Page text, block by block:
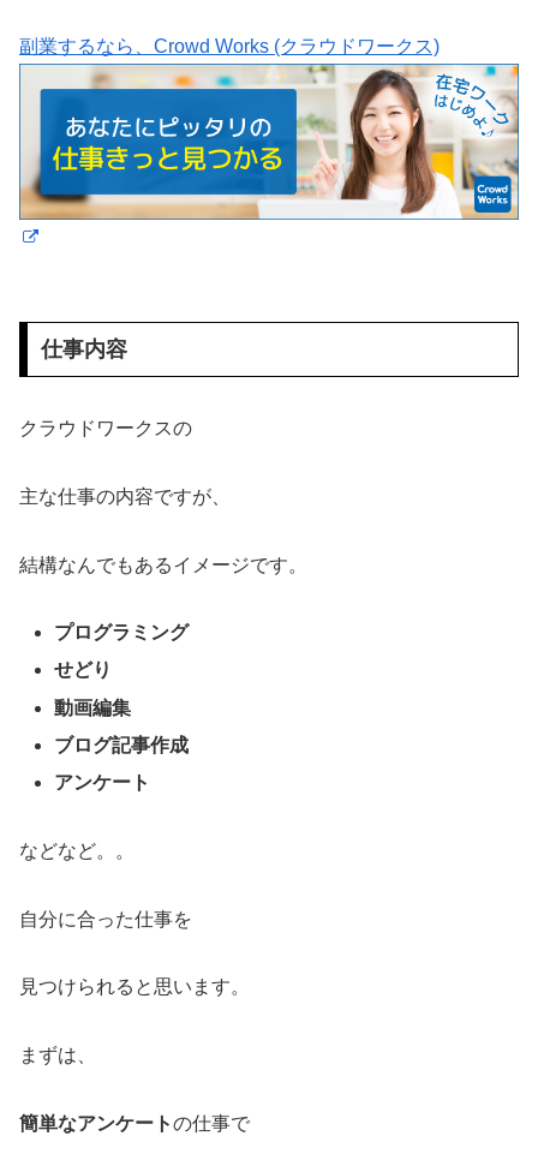
副業するなら、Crowd Works (クラウドワークス)
仕事内容
クラウドワークスの
主な仕事の内容ですが、
結構なんでもあるイメージです。
プログラミング
せどり
動画編集
ブログ記事作成
アンケート
などなど。。
自分に合った仕事を
見つけられると思います。
まずは、
簡単なアンケートの仕事で